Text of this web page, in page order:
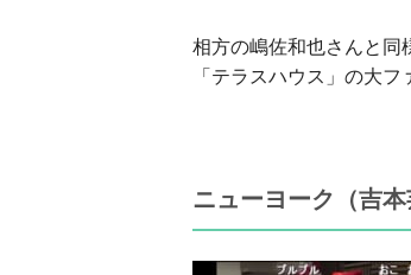
相方の嶋佐和也さんと同
「テラスハウス」の大フ
ニューヨーク（吉